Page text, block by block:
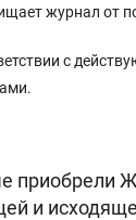
журнал от
с
приобрели
и